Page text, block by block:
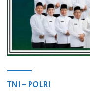
TNI – POLRI